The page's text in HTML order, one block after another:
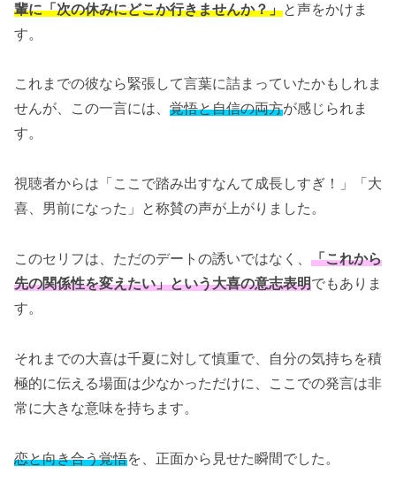
輩に「次の休みにどこか行きませんか？」と声をかけま
す。
これまでの彼なら緊張して言葉に詰まっていたかもしれま
せんが、この一言には、 覚悟と自信の両方が感じられま
す。
視聴者からは「ここで踏み出すなんて成長しすぎ！」「大
喜、男前になった」と称賛の声が上がりました。
このセリフは、ただのデートの誘いではなく、 「これから
先の関係性を変えたい」という大喜の意志表明でもありま
す。
それまでの大喜は千夏に対して慎重で、自分の気持ちを積
極的に伝える場面は少なかっただけに、ここでの発言は非
常に大きな意味を持ちます。
恋と向き合う覚悟を、正面から見せた瞬間でした。